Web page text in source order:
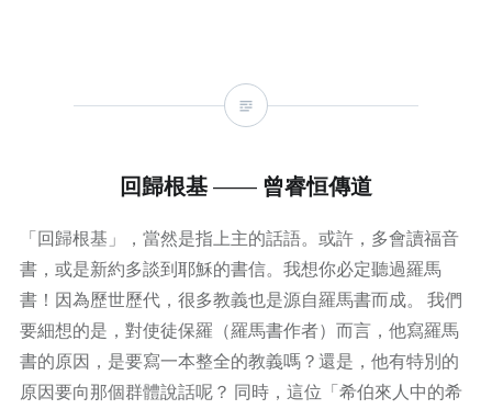
回歸根基 —— 曾睿恒傳道
「回歸根基」，當然是指上主的話語。或許，多會讀福音
書，或是新約多談到耶穌的書信。我想你必定聽過羅馬
書！因為歷世歷代，很多教義也是源自羅馬書而成。 我們
要細想的是，對使徒保羅（羅馬書作者）而言，他寫羅馬
書的原因，是要寫一本整全的教義嗎？還是，他有特別的
原因要向那個群體說話呢？ 同時，這位「希伯來人中的希